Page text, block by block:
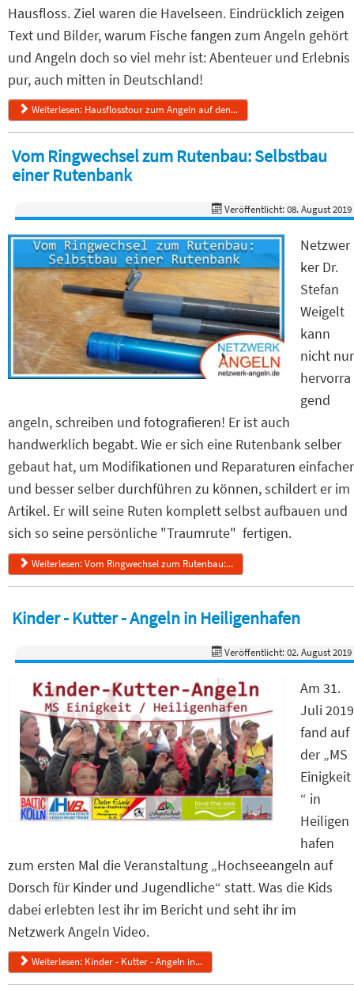
Hausfloss. Ziel waren die Havelseen. Eindrücklich zeigen
Text und Bilder, warum Fische fangen zum Angeln gehört
und Angeln doch so viel mehr ist: Abenteuer und Erlebnis
pur, auch mitten in Deutschland!
Weiterlesen: Hausflosstour zum Angeln auf den...
Vom Ringwechsel zum Rutenbau: Selbstbau
einer Rutenbank
Veröffentlicht: 08. August 2019
Netzwer
ker Dr.
Stefan
Weigelt
kann
nicht nur
hervorra
gend
angeln, schreiben und fotografieren! Er ist auch
handwerklich begabt. Wie er sich eine Rutenbank selber
gebaut hat, um Modifikationen und Reparaturen einfacher
und besser selber durchführen zu können, schildert er im
Artikel. Er will seine Ruten komplett selbst aufbauen und
sich so seine persönliche "Traumrute" fertigen.
Weiterlesen: Vom Ringwechsel zum Rutenbau:...
Kinder - Kutter - Angeln in Heiligenhafen
Veröffentlicht: 02. August 2019
Am 31.
Juli 2019
fand auf
der „MS
Einigkeit
“ in
Heiligen
hafen
zum ersten Mal die Veranstaltung „Hochseeangeln auf
Dorsch für Kinder und Jugendliche“ statt. Was die Kids
dabei erlebten lest ihr im Bericht und seht ihr im
Netzwerk Angeln Video.
Weiterlesen: Kinder - Kutter - Angeln in...